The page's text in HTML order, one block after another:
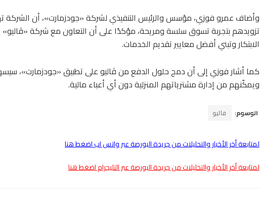
وأضاف عمرو فوزي، مؤسس والرئيس التنفيذي لشركة «جودزمارت»، أن الشركة
تزويدهم بتجربة تسوق سلسة ومريحة، مؤكدًا على أن التعاون مع شركة
الابتكار وتبني أفضل معايير تقديم الخدمات.
كما أشار فوزي إلى أن دمج حلول الدفع من ڤاليو على تطبيق «جودزمارت»،
ويمكّنهم من إدارة مشترياتهم المنزلية دون أي أعباء مالية.
الوسوم: فاليو
لمتابعة أخر الأخبار والتحليلات من جريدة البورصة عبر واتس اب اضغط هنا
لمتابعة أخر الأخبار والتحليلات من جريدة البورصة عبر التليجرام اضغط هنا